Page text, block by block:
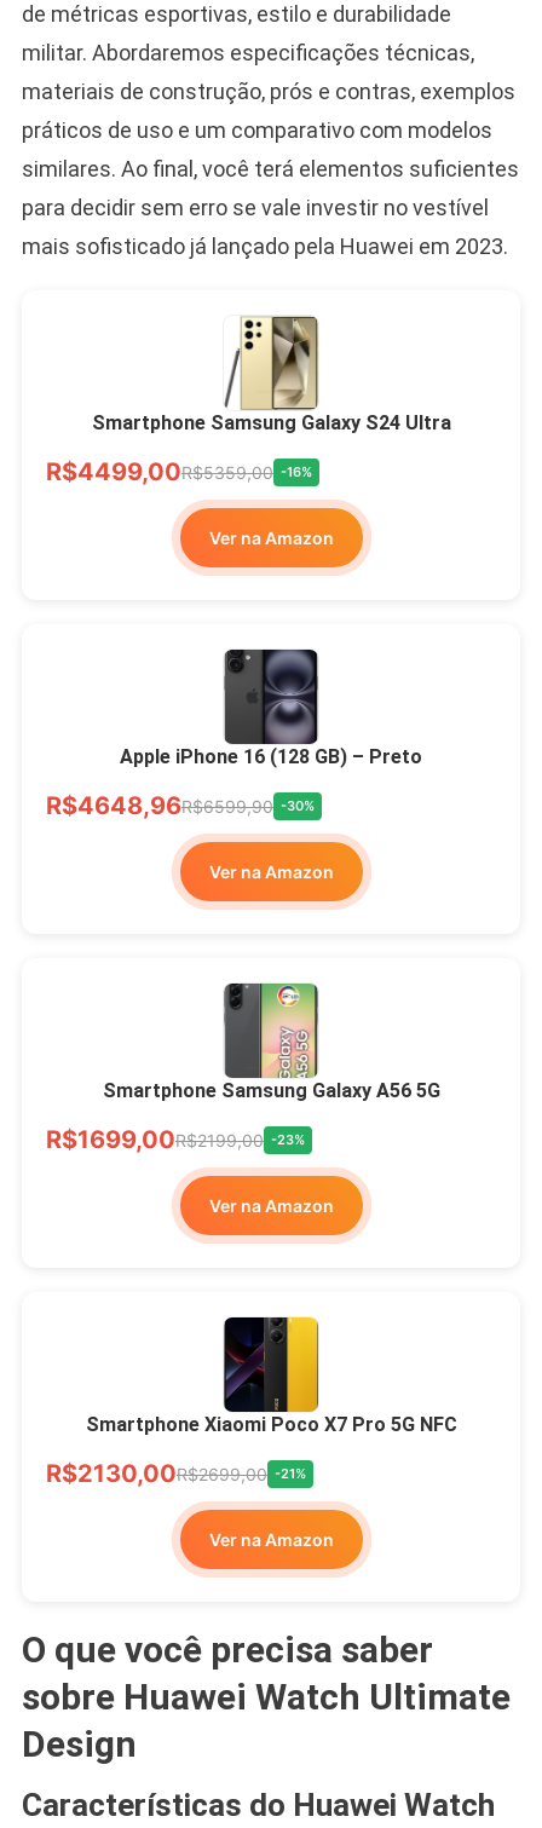
de métricas esportivas, estilo e durabilidade
militar. Abordaremos especificações técnicas,
materiais de construção, prós e contras, exemplos
práticos de uso e um comparativo com modelos
similares. Ao final, você terá elementos suficientes
para decidir sem erro se vale investir no vestível
mais sofisticado já lançado pela Huawei em 2023.
Smartphone Samsung Galaxy S24 Ultra
R$4499,00R$5359,00 -16%
Ver na Amazon
Apple iPhone 16 (128 GB) – Preto
R$4648,96R$6599,90 -30%
Ver na Amazon
Smartphone Samsung Galaxy A56 5G
R$1699,00R$2199,00 -23%
Ver na Amazon
Smartphone Xiaomi Poco X7 Pro 5G NFC
R$2130,00R$2699,00 -21%
Ver na Amazon
O que você precisa saber
sobre Huawei Watch Ultimate
Design
Características do Huawei Watch